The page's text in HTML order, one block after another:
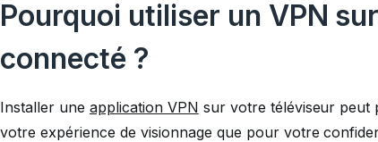
Pourquoi utiliser un VPN
connecté ?
Installer une application VPN sur votre téléviseur peut
votre expérience de visionnage que pour votre